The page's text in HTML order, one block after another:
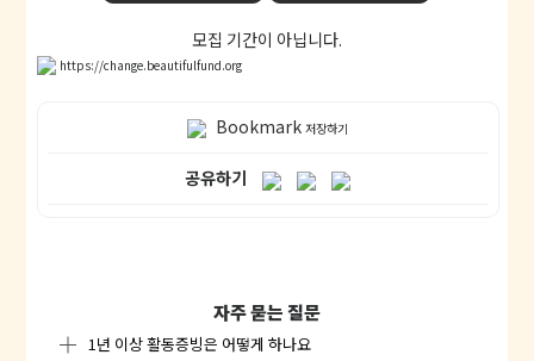
모집 기간이 아닙니다.
https://change.beautifulfund.org
Bookmark저장하기
공유하기
자주 묻는 질문
1년 이상 활동증빙은 어떻게 하나요